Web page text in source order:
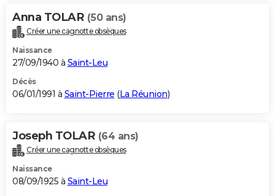
Anna TOLAR (50 ans)
Créer une cagnotte obsèques
Naissance
27/09/1940 à Saint-Leu
Décès
06/01/1991 à Saint-Pierre (La Réunion)
Joseph TOLAR (64 ans)
Créer une cagnotte obsèques
Naissance
08/09/1925 à Saint-Leu